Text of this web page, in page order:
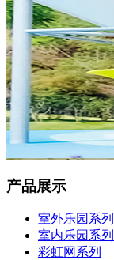
产品展示
室外乐园系列
室内乐园系列
彩虹网系列